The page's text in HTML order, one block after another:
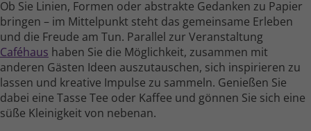
Ob Sie Linien, Formen oder abstrakte Gedanken zu Papier
bringen – im Mittel­punkt steht das gemein­same Erleben
und die Freude am Tun. Parallel zur Veranstaltung
Caféhaus haben Sie die Möglichkeit, zusammen mit
anderen Gästen Ideen auszu­tauschen, sich inspirieren zu
lassen und kreative Impulse zu sammeln. Genießen Sie
dabei eine Tasse Tee oder Kaffee und gönnen Sie sich eine
süße Kleinig­keit von nebenan.